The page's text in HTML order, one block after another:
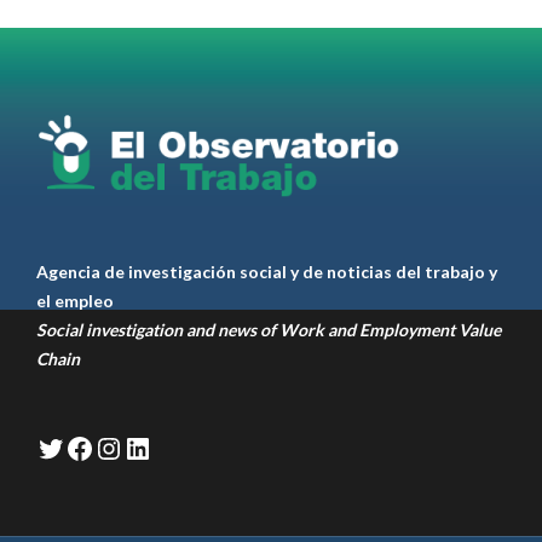
RT@casdcamioneros
1 1 Twitter
Agencia de investigación social y de noticias del trabajo y
el empleo
Social investigation and news of Work and Employment Value
Chain
Twitter
Facebook
Instagram
LinkedIn